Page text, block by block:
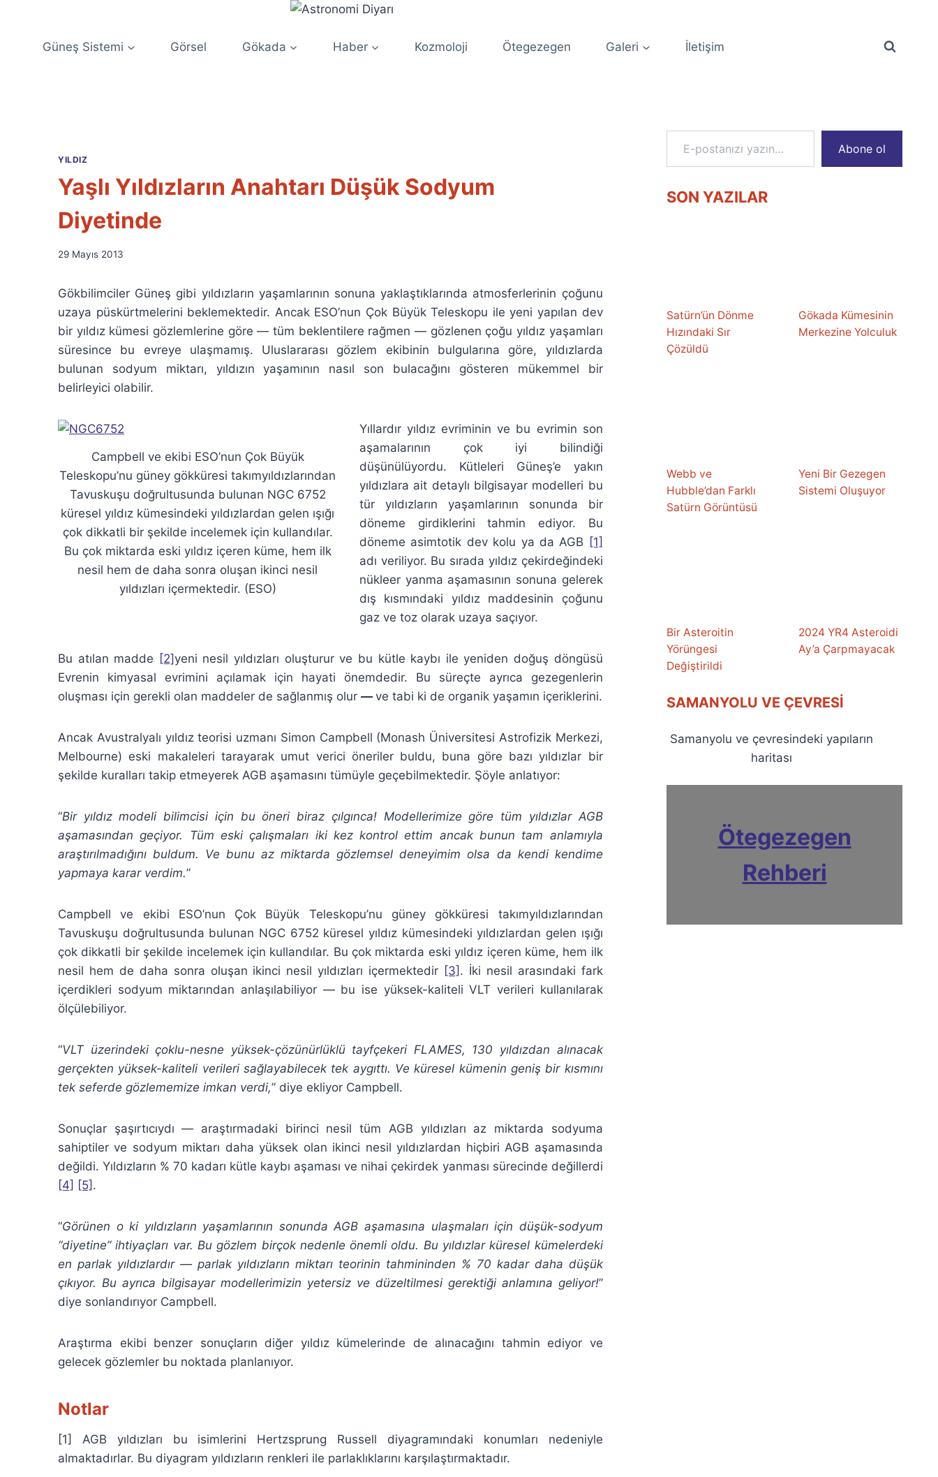
Güneş Sistemi Görsel Gökada Haber Kozmoloji Ötegezegen Galeri İletişim
YILDIZ
Yaşlı Yıldızların Anahtarı Düşük Sodyum
Diyetinde
By
Özyar
29 Mayıs 2013
Gökbilimciler Güneş gibi yıldızların yaşamlarının sonuna yaklaştıklarında atmosferlerinin çoğunu
uzaya püskürtmelerini beklemektedir. Ancak ESO’nun Çok Büyük Teleskopu ile yeni yapılan dev
bir yıldız kümesi gözlemlerine göre — tüm beklentilere rağmen — gözlenen çoğu yıldız yaşamları
süresince bu evreye ulaşmamış. Uluslararası gözlem ekibinin bulgularına göre, yıldızlarda
bulunan sodyum miktarı, yıldızın yaşamının nasıl son bulacağını gösteren mükemmel bir
belirleyici olabilir.
Campbell ve ekibi ESO’nun Çok Büyük
Teleskopu’nu güney gökküresi takımyıldızlarından
Tavuskuşu doğrultusunda bulunan NGC 6752
küresel yıldız kümesindeki yıldızlardan gelen ışığı
çok dikkatli bir şekilde incelemek için kullandılar.
Bu çok miktarda eski yıldız içeren küme, hem ilk
nesil hem de daha sonra oluşan ikinci nesil
yıldızları içermektedir. (ESO)
Yıllardır yıldız evriminin ve bu evrimin son
aşamalarının çok iyi bilindiği
düşünülüyordu. Kütleleri Güneş’e yakın
yıldızlara ait detaylı bilgisayar modelleri bu
tür yıldızların yaşamlarının sonunda bir
döneme girdiklerini tahmin ediyor. Bu
döneme asimtotik dev kolu ya da AGB [1]
adı veriliyor. Bu sırada yıldız çekirdeğindeki
nükleer yanma aşamasının sonuna gelerek
dış kısmındaki yıldız maddesinin çoğunu
gaz ve toz olarak uzaya saçıyor.
Bu atılan madde [2]yeni nesil yıldızları oluşturur ve bu kütle kaybı ile yeniden doğuş döngüsü
Evrenin kimyasal evrimini açılamak için hayati önemdedir. Bu süreçte ayrıca gezegenlerin
oluşması için gerekli olan maddeler de sağlanmış olur — ve tabi ki de organik yaşamın içeriklerini.
Ancak Avustralyalı yıldız teorisi uzmanı Simon Campbell (Monash Üniversitesi Astrofizik Merkezi,
Melbourne) eski makaleleri tarayarak umut verici öneriler buldu, buna göre bazı yıldızlar bir
şekilde kuralları takip etmeyerek AGB aşamasını tümüyle geçebilmektedir. Şöyle anlatıyor:
“Bir yıldız modeli bilimcisi için bu öneri biraz çılgınca! Modellerimize göre tüm yıldızlar AGB
aşamasından geçiyor. Tüm eski çalışmaları iki kez kontrol ettim ancak bunun tam anlamıyla
araştırılmadığını buldum. Ve bunu az miktarda gözlemsel deneyimim olsa da kendi kendime
yapmaya karar verdim.”
Campbell ve ekibi ESO’nun Çok Büyük Teleskopu’nu güney gökküresi takımyıldızlarından
Tavuskuşu doğrultusunda bulunan NGC 6752 küresel yıldız kümesindeki yıldızlardan gelen ışığı
çok dikkatli bir şekilde incelemek için kullandılar. Bu çok miktarda eski yıldız içeren küme, hem ilk
nesil hem de daha sonra oluşan ikinci nesil yıldızları içermektedir [3] . İki nesil arasındaki fark
içerdikleri sodyum miktarından anlaşılabiliyor — bu ise yüksek-kaliteli VLT verileri kullanılarak
ölçülebiliyor.
“VLT üzerindeki çoklu-nesne yüksek-çözünürlüklü tayfçekeri FLAMES, 130 yıldızdan alınacak
gerçekten yüksek-kaliteli verileri sağlayabilecek tek aygıttı. Ve küresel kümenin geniş bir kısmını
tek seferde gözlememize imkan verdi,” diye ekliyor Campbell.
Sonuçlar şaşırtıcıydı — araştırmadaki birinci nesil tüm AGB yıldızları az miktarda sodyuma
sahiptiler ve sodyum miktarı daha yüksek olan ikinci nesil yıldızlardan hiçbiri AGB aşamasında
değildi. Yıldızların % 70 kadarı kütle kaybı aşaması ve nihai çekirdek yanması sürecinde değillerdi
[4] [5] .
“Görünen o ki yıldızların yaşamlarının sonunda AGB aşamasına ulaşmaları için düşük-sodyum
“diyetine” ihtiyaçları var. Bu gözlem birçok nedenle önemli oldu. Bu yıldızlar küresel kümelerdeki
en parlak yıldızlardır — parlak yıldızların miktarı teorinin tahmininden % 70 kadar daha düşük
çıkıyor. Bu ayrıca bilgisayar modellerimizin yetersiz ve düzeltilmesi gerektiği anlamına geliyor!”
diye sonlandırıyor Campbell.
Araştırma ekibi benzer sonuçların diğer yıldız kümelerinde de alınacağını tahmin ediyor ve
gelecek gözlemler bu noktada planlanıyor.
Notlar
[1] AGB yıldızları bu isimlerini Hertzsprung Russell diyagramındaki konumları nedeniyle
almaktadırlar. Bu diyagram yıldızların renkleri ile parlaklıklarını karşılaştırmaktadır.
E-postanızı yazın…
Abone ol
SON YAZILAR
Satürn’ün Dönme
Hızındaki Sır
Çözüldü
Gökada Kümesinin
Merkezine Yolculuk
Webb ve
Hubble’dan Farklı
Satürn Görüntüsü
Yeni Bir Gezegen
Sistemi Oluşuyor
Bir Asteroitin
Yörüngesi
Değiştirildi
2024 YR4 Asteroidi
Ay’a Çarpmayacak
SAMANYOLU VE ÇEVRESI
Samanyolu ve çevresindeki yapıların
haritası
Ötegezegen
Rehberi